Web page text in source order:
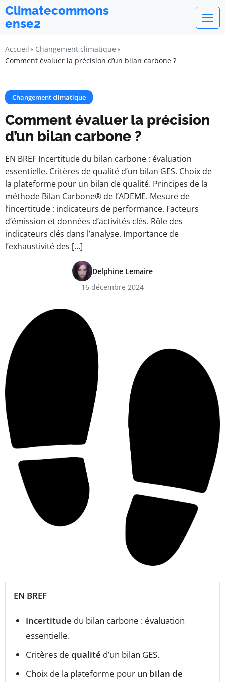
Climatecommons
ense2
Accueil
Changement climatique
Comment évaluer la précision d’un bilan carbone ?
Changement climatique
Comment évaluer la précision
d’un bilan carbone ?
EN BREF Incertitude du bilan carbone : évaluation
essentielle. Critères de qualité d’un bilan GES. Choix de
la plateforme pour un bilan de qualité. Principes de la
méthode Bilan Carbone® de l’ADEME. Mesure de
l’incertitude : indicateurs de performance. Facteurs
d’émission et données d’activités clés. Rôle des
indicateurs clés dans l’analyse. Importance de
l’exhaustivité des […]
Delphine Lemaire
16 décembre 2024
EN BREF
Incertitude du bilan carbone : évaluation
essentielle.
Critères de qualité d’un bilan GES.
Choix de la plateforme pour un bilan de